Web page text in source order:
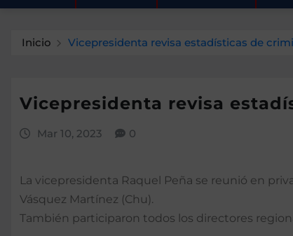
Inicio Vicepresidenta revisa estadísticas de
Vicepresidenta revisa
Mar 10, 2023 0
La vicepresidenta Raquel Peña se reunió en
Vásquez Martínez (Chu).
También participaron todos los directores